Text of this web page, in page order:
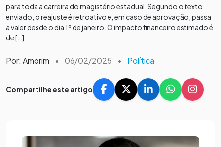
para toda a carreira do magistério estadual. Segundo o texto
enviado, o reajuste é retroativo e, em caso de aprovação, passa
a valer desde o dia 1º de janeiro. O impacto financeiro estimado é
de […]
Por: Amorim • 06/02/2025 • Política
Compartilhe este artigo